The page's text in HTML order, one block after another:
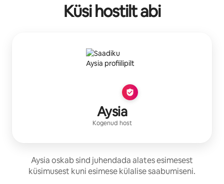
Küsi hostilt abi
Aysia
Kogenud host
Aysia oskab sind juhendada alates esimesest
küsimusest kuni esimese külalise saabumiseni.